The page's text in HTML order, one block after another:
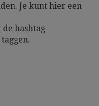
Je kunt hier een
de hashtag